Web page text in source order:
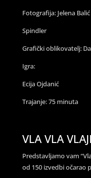
Fotografija: Jelena
Spindler
Grafički oblikovatelj:
Igra:
Ecija Ojdanić
Trajanje: 75 minuta
VLA VLA
Predstavljamo vam
od 150 izvedbi očarao